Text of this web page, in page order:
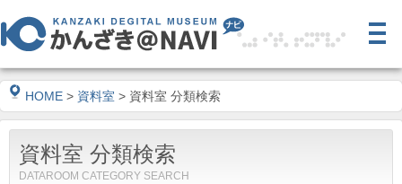
HOME > 資料室 > 資料室 分類検索
資料室 分類検索
DATAROOM CATEGORY SEARCH